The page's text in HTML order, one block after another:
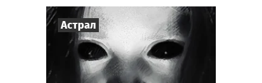
Астрал
Игроков -7